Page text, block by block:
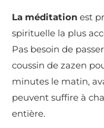
La méditation est
spirituelle la plus
Pas besoin de
coussin de zazen
minutes le matin,
peuvent suffire à
entière.